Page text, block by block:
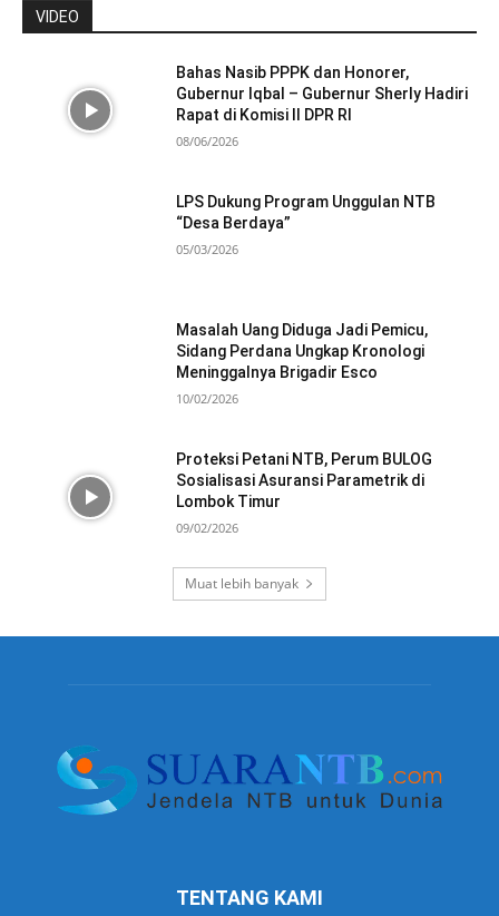
VIDEO
Bahas Nasib PPPK dan Honorer,
Gubernur Iqbal – Gubernur Sherly Hadiri
Rapat di Komisi II DPR RI
08/06/2026
LPS Dukung Program Unggulan NTB
“Desa Berdaya”
05/03/2026
Masalah Uang Diduga Jadi Pemicu,
Sidang Perdana Ungkap Kronologi
Meninggalnya Brigadir Esco
10/02/2026
Proteksi Petani NTB, Perum BULOG
Sosialisasi Asuransi Parametrik di
Lombok Timur
09/02/2026
Muat lebih banyak
TENTANG KAMI